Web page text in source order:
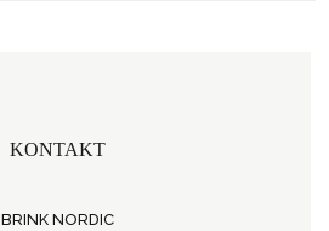
KONTAKT
BRINK NORDIC